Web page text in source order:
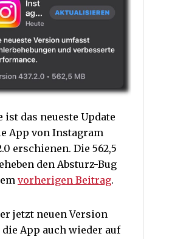
ist das neueste Update
App von Instagram
erschienen. Die 562,5
den Absturz-Bug
vorherigen Beitrag.
jetzt neuen Version
App auch wieder auf